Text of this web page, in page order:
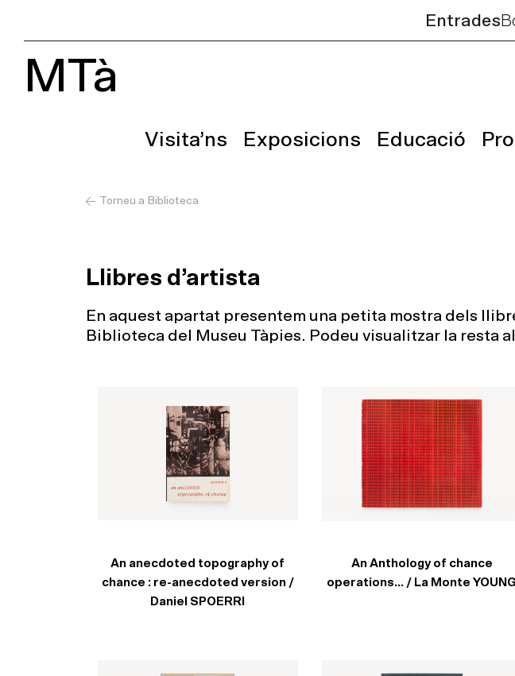
Entrades
MTà
Visita’ns Exposicions Educació
Torneu a Biblioteca
Llibres d’artista
En aquest apartat presentem una petita mostra dels
Biblioteca del Museu Tàpies. Podeu visualitzar la resta al
An anecdoted topography of
chance : re-anecdoted version /
Daniel SPOERRI
An Anthology of chance
operations… / La Monte